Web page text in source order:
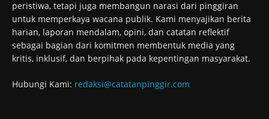
peristiwa, tetapi juga membangun narasi dari pinggiran
untuk memperkaya wacana publik. Kami menyajikan berita
harian, laporan mendalam, opini, dan catatan reflektif
sebagai bagian dari komitmen membentuk media yang
kritis, inklusif, dan berpihak pada kepentingan masyarakat.
Hubungi Kami: redaksi@catatanpinggir.com